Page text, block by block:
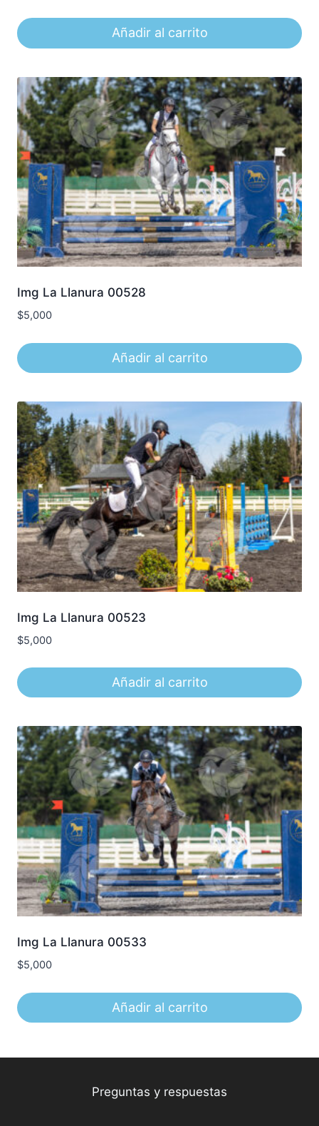
Añadir al carrito
Img La Llanura 00528
$5,000
Añadir al carrito
Img La Llanura 00523
$5,000
Añadir al carrito
Img La Llanura 00533
$5,000
Añadir al carrito
Preguntas y respuestas